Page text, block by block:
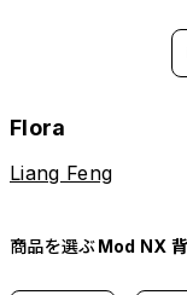
Flora
Liang Feng
商品を選ぶMod NX